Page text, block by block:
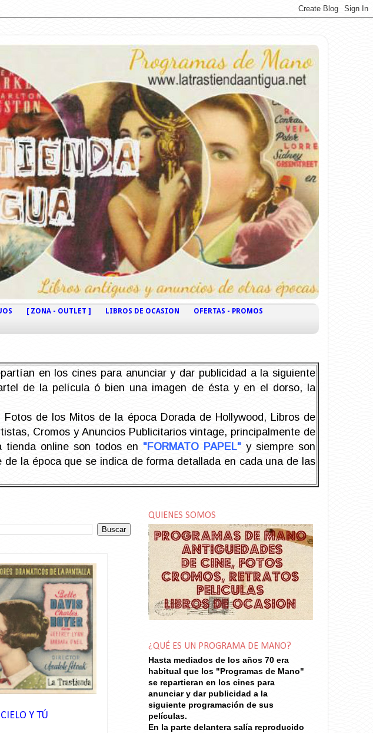
[ ZONA - OUTLET ] LIBROS DE OCASION
OFERTAS - PROMOS
en los cines para anunciar y dar publicidad a la siguiente
de la película ó bien una imagen de ésta y en el dorso, la
de los Mitos de la época Dorada de Hollywood, Libros de
Cromos y Anuncios Publicitarios vintage, principalmente de
tienda online son todos en "FORMATO PAPEL" y siempre son
de la época que se indica de forma detallada en cada una de las
Y TÚ
QUIENES SOMOS
¿QUÉ ES UN PROGRAMA DE MANO?
Hasta mediados de los años 70 era
habitual que los "Programas de Mano"
se repartieran en los cines para
anunciar y dar publicidad a la
siguiente programación de sus
películas.
En la parte delantera salía reproducido